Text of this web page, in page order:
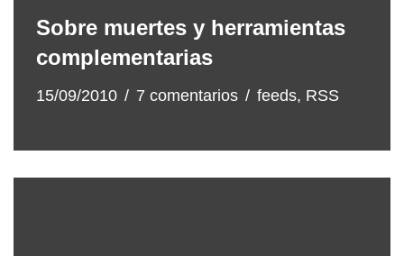
Sobre muertes y herramientas
complementarias
15/09/2010 7 comentarios feeds, RSS